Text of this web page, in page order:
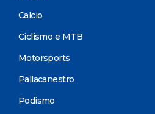
Calcio
Ciclismo e MTB
Motorsports
Pallacanestro
Podismo